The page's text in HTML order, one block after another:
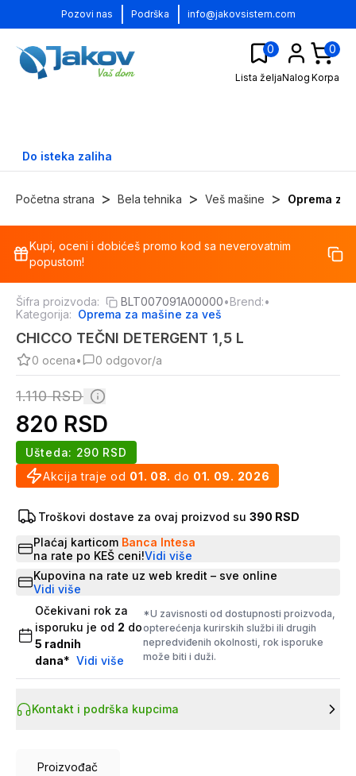
Pozovi nas Podrška info@jakovsistem.com
0
Lista željaNalog
0
Korpa
Do isteka zaliha
Početna strana > Bela tehnika > Veš mašine > Oprema za
%
Kupi, oceni i dobićeš promo kod sa neverovatnim
popustom!
Šifra proizvoda: BLT007091A00000•Brend:•
Kategorija: Oprema za mašine za veš
CHICCO TEČNI DETERGENT 1,5 L
0 ocena• 0 odgovor/a
1.110RSD
820 RSD
Akcija traje od 01. 08. do 01. 09. 2026
Ušteda: 290 RSD
Troškovi dostave za ovaj proizvod su 390 RSD
Plaćaj karticom Banca Intesa
na rate po KEŠ ceni!Vidi više
Kupovina na rate uz web kredit – sve online
Vidi više
Očekivani rok za
isporuku je od 2 do
5 radnih
dana* Vidi više
*U zavisnosti od dostupnosti proizvoda,
opterećenja kurirskih službi ili drugih
nepredviđenih okolnosti, rok isporuke
može biti i duži.
Kontakt i podrška kupcima
Proizvođač